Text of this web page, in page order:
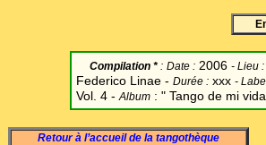
Compilation * : Date : 2006 - Lieu :
Federico Linae - Durée : xxx -
Vol. 4 - Album : " Tango de mi
Retour à l’accueil de la tangothèque